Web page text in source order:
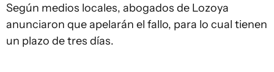
Según medios locales, abogados de Lozoya
anunciaron que apelarán el fallo, para lo cual tienen
un plazo de tres días.